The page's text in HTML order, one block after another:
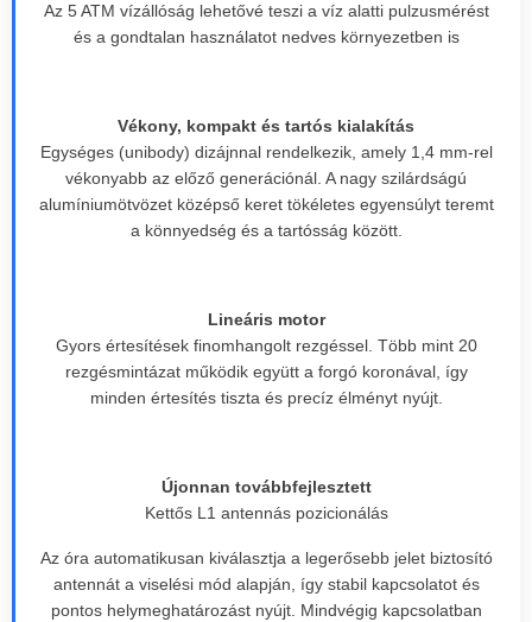
Az 5 ATM vízállóság lehetővé teszi a víz alatti pulzusmérést
és a gondtalan használatot nedves környezetben is
Vékony, kompakt és tartós kialakítás
Egységes (unibody) dizájnnal rendelkezik, amely 1,4 mm-rel
vékonyabb az előző generációnál. A nagy szilárdságú
alumíniumötvözet középső keret tökéletes egyensúlyt teremt
a könnyedség és a tartósság között.
Lineáris motor
Gyors értesítések finomhangolt rezgéssel. Több mint 20
rezgésmintázat működik együtt a forgó koronával, így
minden értesítés tiszta és precíz élményt nyújt.
Újonnan továbbfejlesztett
Kettős L1 antennás pozicionálás
Az óra automatikusan kiválasztja a legerősebb jelet biztosító
antennát a viselési mód alapján, így stabil kapcsolatot és
pontos helymeghatározást nyújt. Mindvégig kapcsolatban